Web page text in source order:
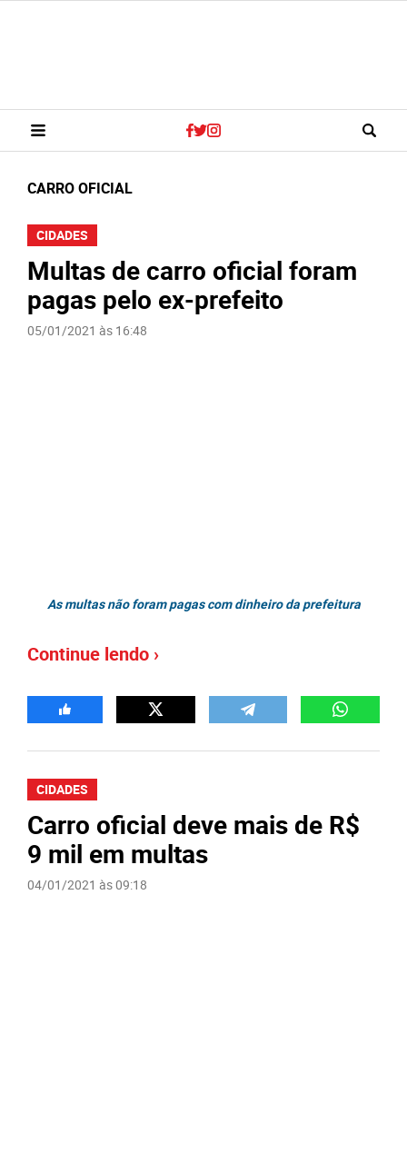
CARRO OFICIAL
CIDADES
Multas de carro oficial foram
pagas pelo ex-prefeito
05/01/2021 às 16:48
As multas não foram pagas com dinheiro da prefeitura
Continue lendo ›
CIDADES
Carro oficial deve mais de R$
9 mil em multas
04/01/2021 às 09:18